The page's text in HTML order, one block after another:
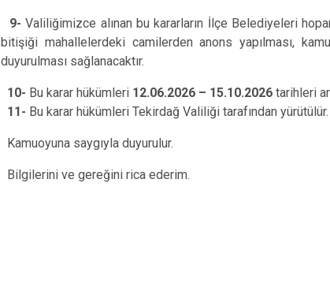
9-Valiliğimizce alınan bu kararların İlçe Belediyeleri
bitişiği mahallelerdeki camilerden anons yapılması,
duyurulması sağlanacaktır.
10- Bu karar hükümleri 12.06.2026 – 15.10.2026 tarihleri
11- Bu karar hükümleri Tekirdağ Valiliği tarafından yürütülür.
Kamuoyuna saygıyla duyurulur.
Bilgilerini ve gereğini rica ederim.